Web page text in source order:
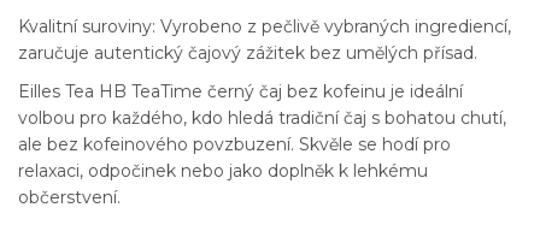
Kvalitní suroviny: Vyrobeno z pečlivě vybraných ingrediencí,
zaručuje autentický čajový zážitek bez umělých přísad.
Eilles Tea HB TeaTime černý čaj bez kofeinu je ideální
volbou pro každého, kdo hledá tradiční čaj s bohatou chutí,
ale bez kofeinového povzbuzení. Skvěle se hodí pro
relaxaci, odpočinek nebo jako doplněk k lehkému
občerstvení.